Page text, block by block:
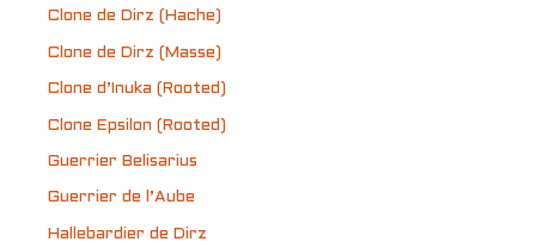
Clone de Dirz (Hache)
Clone de Dirz (Masse)
Clone d’Inuka (Rooted)
Clone Epsilon (Rooted)
Guerrier Belisarius
Guerrier de l’Aube
Hallebardier de Dirz